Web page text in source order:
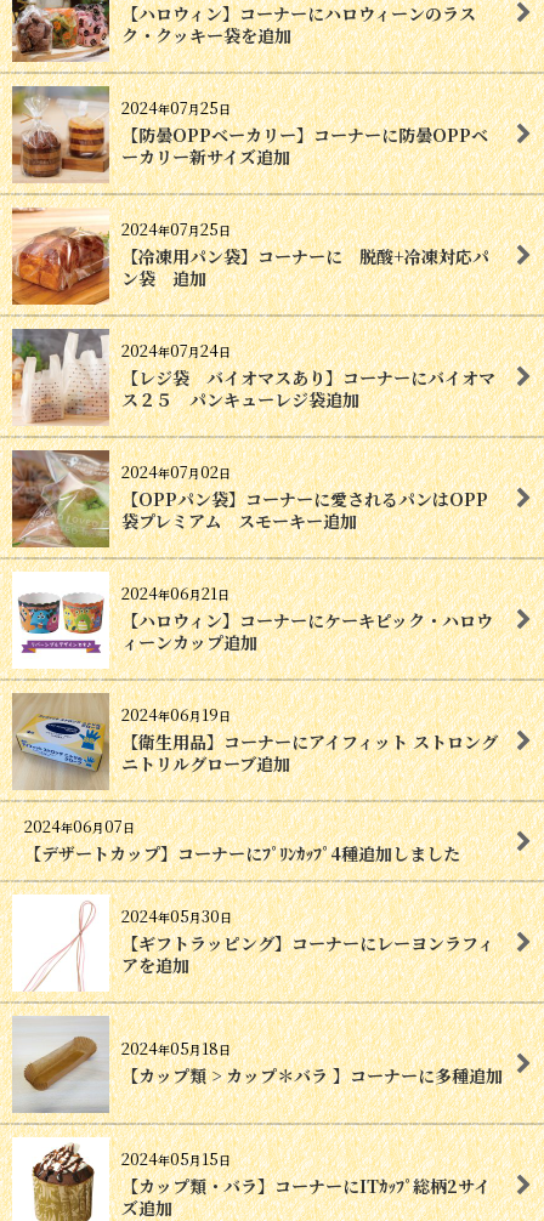
【ハロウィン】コーナーにハロウィーンのラス
ク・クッキー袋を追加
2024年07月25日
【防曇OPPベーカリー】コーナーに防曇OPPベ
ーカリー新サイズ追加
2024年07月25日
【冷凍用パン袋】コーナーに 脱酸+冷凍対応パ
ン袋 追加
2024年07月24日
【レジ袋 バイオマスあり】コーナーにバイオマ
ス２５ パンキューレジ袋追加
2024年07月02日
【OPPパン袋】コーナーに愛されるパンはOPP
袋プレミアム スモーキー追加
2024年06月21日
【ハロウィン】コーナーにケーキピック・ハロウ
ィーンカップ追加
2024年06月19日
【衛生用品】コーナーにアイフィット ストロング
ニトリルグローブ追加
2024年06月07日
【デザートカップ】コーナーにﾌﾟﾘﾝｶｯﾌﾟ4種追加しました
2024年05月30日
【ギフトラッピング】コーナーにレーヨンラフィ
アを追加
2024年05月18日
【カップ類 > カップ＊バラ 】コーナーに多種追加
2024年05月15日
【カップ類・バラ】コーナーにITｶｯﾌﾟ総柄2サイ
ズ追加